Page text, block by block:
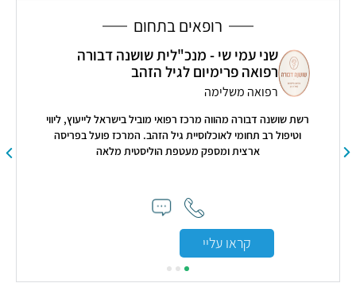
רופאים בתחום
שושנה דבורה
הזהב
מוביל בישראל לייעוץ, ליווי
גיל הזהב. המרכז פועל בפריסה
הוליסטית מלאה
פרופ' יצחק ברוורמן
אף אוזן גרון וכירורגיית ראש-
מנהל יחידת אף אוזן גרון וכירורגיה של
הרפואי הלל יפה